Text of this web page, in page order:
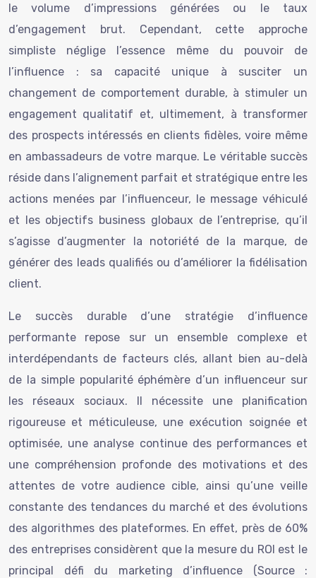
le volume d’impressions générées ou le taux
d’engagement brut. Cependant, cette approche
simpliste néglige l’essence même du pouvoir de
l’influence : sa capacité unique à susciter un
changement de comportement durable, à stimuler un
engagement qualitatif et, ultimement, à transformer
des prospects intéressés en clients fidèles, voire même
en ambassadeurs de votre marque. Le véritable succès
réside dans l’alignement parfait et stratégique entre les
actions menées par l’influenceur, le message véhiculé
et les objectifs business globaux de l’entreprise, qu’il
s’agisse d’augmenter la notoriété de la marque, de
générer des leads qualifiés ou d’améliorer la fidélisation
client.
Le succès durable d’une stratégie d’influence
performante repose sur un ensemble complexe et
interdépendants de facteurs clés, allant bien au-delà
de la simple popularité éphémère d’un influenceur sur
les réseaux sociaux. Il nécessite une planification
rigoureuse et méticuleuse, une exécution soignée et
optimisée, une analyse continue des performances et
une compréhension profonde des motivations et des
attentes de votre audience cible, ainsi qu’une veille
constante des tendances du marché et des évolutions
des algorithmes des plateformes. En effet, près de 60%
des entreprises considèrent que la mesure du ROI est le
principal défi du marketing d’influence (Source :